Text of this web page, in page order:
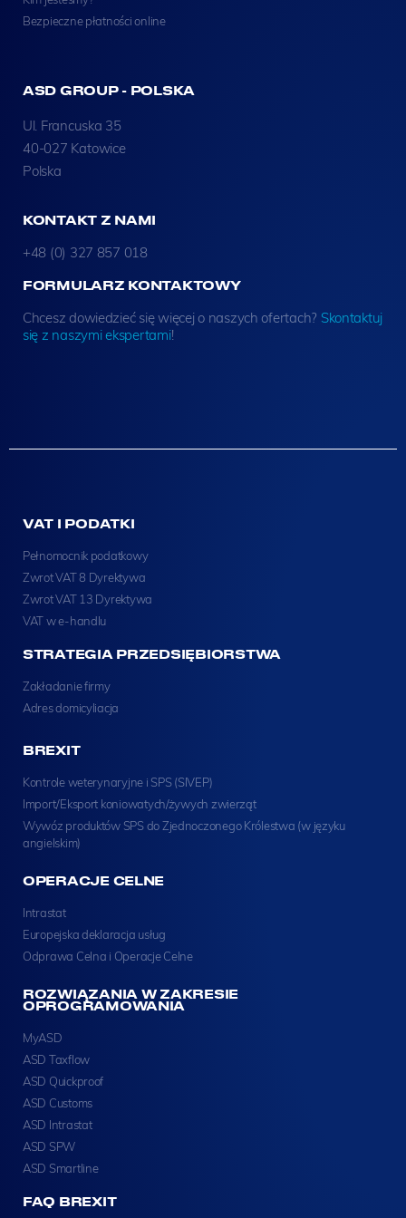
Bezpieczne płatności online
ASD GROUP - POLSKA
Ul. Francuska 35
40-027 Katowice
Polska
KONTAKT Z NAMI
+48 (0) 327 857 018
FORMULARZ KONTAKTOWY
Chcesz dowiedzieć się więcej o naszych ofertach? Skontaktuj
się z naszymi ekspertami!
VAT I PODATKI
Pełnomocnik podatkowy
Zwrot VAT 8 Dyrektywa
Zwrot VAT 13 Dyrektywa
VAT w e-handlu
STRATEGIA PRZEDSIĘBIORSTWA
Zakładanie firmy
Adres domicyliacja
BREXIT
Kontrole weterynaryjne i SPS (SIVEP)
Import/Eksport koniowatych/żywych zwierząt
Wywóz produktów SPS do Zjednoczonego Królestwa (w języku
angielskim)
OPERACJE CELNE
Intrastat
Europejska deklaracja usług
Odprawa Celna i Operacje Celne
ROZWIĄZANIA W ZAKRESIE
OPROGRAMOWANIA
MyASD
ASD Taxflow
ASD Quickproof
ASD Customs
ASD Intrastat
ASD SPW
ASD Smartline
FAQ BREXIT